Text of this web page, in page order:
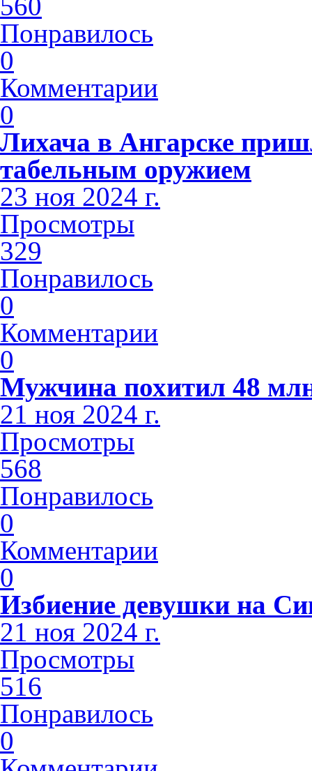
Понравилось
0
Комментарии
0
Лихача в Ангарске
табельным оружием
23 ноя 2024 г.
Просмотры
329
Понравилось
0
Комментарии
0
Мужчина похитил 48
21 ноя 2024 г.
Просмотры
568
Понравилось
0
Комментарии
0
Избиение девушки на
21 ноя 2024 г.
Просмотры
516
Понравилось
0